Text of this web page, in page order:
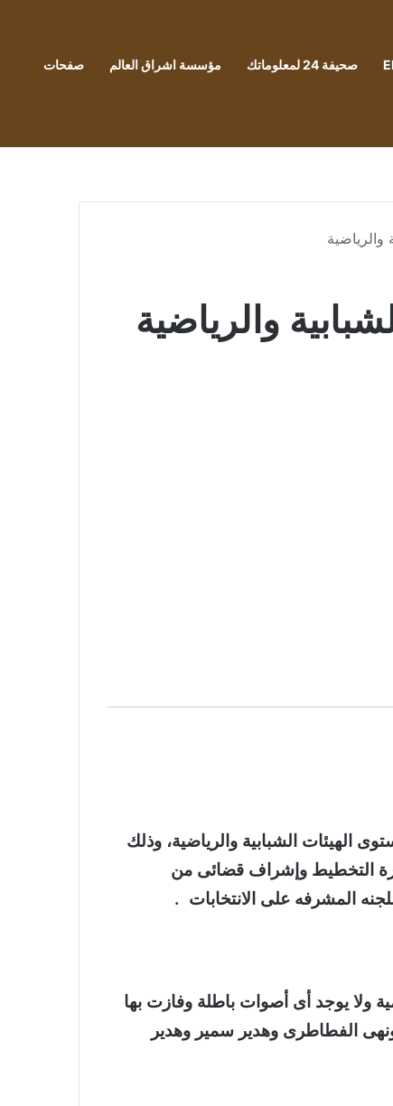
صحيفة 24 لمعلوماتك مؤسسة اشراق العالم صفحات
والرياضية
والرياضية
الهيئات الشبابية والرياضية، وذلك
التخطيط وإشراف قضائى من
المشرفه على الانتخابات .
وفازت بها
ونهى الفطاطرى وهدير سمير وهدير